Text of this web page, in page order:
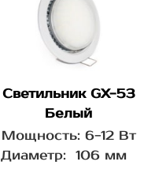
Светильник GX-53
Белый
Мощность: 6-12 Вт
Диаметр: 106 мм